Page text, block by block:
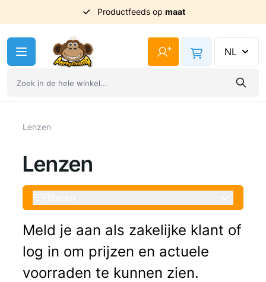
Uitvoorraadgeleverd
+ NL
Lenzen
Lenzen
Meld je aan als zakelijke klant of
log in om prijzen en actuele
voorraden te kunnen zien.